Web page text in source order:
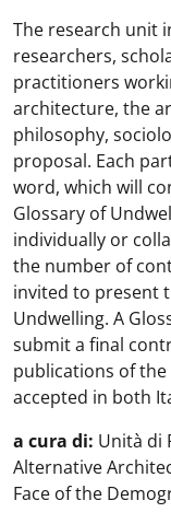
The research unit
researchers,
practitioners
architecture, the
philosophy,
proposal. Each
word, which will
Glossary of
individually or
the number of
invited to present
Undwelling. A
submit a final
publications of
accepted in both
a cura di: Unità di
Alternative
Face of the